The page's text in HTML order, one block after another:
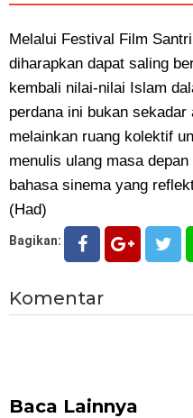
Melalui Festival Film
diharapkan dapat saling
kembali nilai-nilai Islam
perdana ini bukan
melainkan ruang kolektif
menulis ulang masa
bahasa sinema yang
(Had)
Bagikan:
Komentar
Baca Lainnya